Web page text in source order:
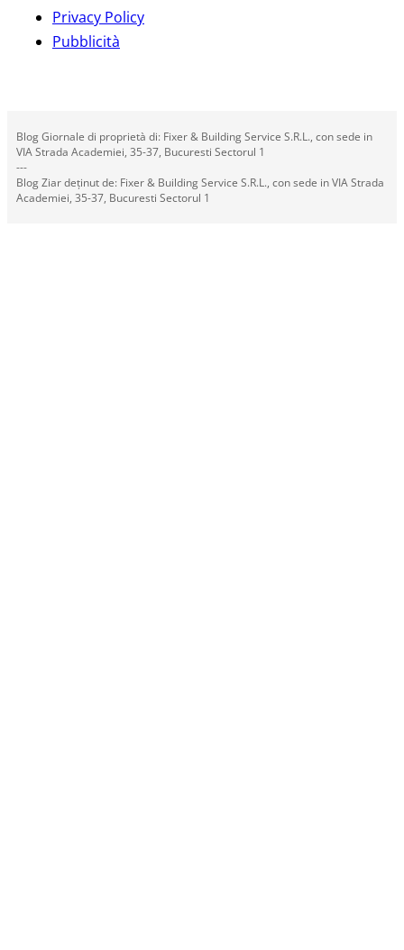
Privacy Policy
Pubblicità
Blog Giornale di proprietà di: Fixer & Building Service S.R.L., con sede in
VIA Strada Academiei, 35-37, Bucuresti Sectorul 1
---
Blog Ziar deținut de: Fixer & Building Service S.R.L., con sede in VIA Strada
Academiei, 35-37, Bucuresti Sectorul 1